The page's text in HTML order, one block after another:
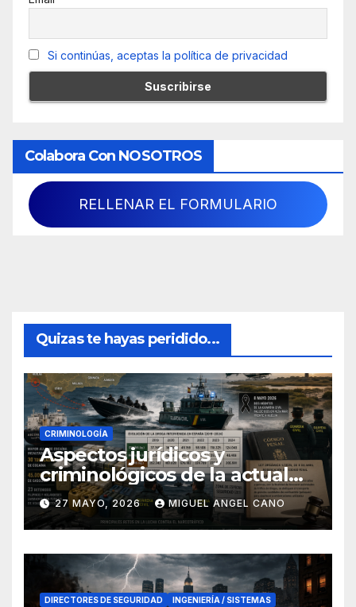
Si continúas, aceptas la política de privacidad
Colabora Con NOSOTROS
RELLENAR EL FORMULARIO
Quizas te hayas peridido...
CRIMINOLOGÍA
Aspectos jurídicos y
criminológicos de la actual
lucha contra el narcotráfico
en el sur de España
27 MAYO, 2026 MIGUEL ANGEL CANO
DIRECTORES DE SEGURIDAD
INGENIERÍA / SISTEMAS